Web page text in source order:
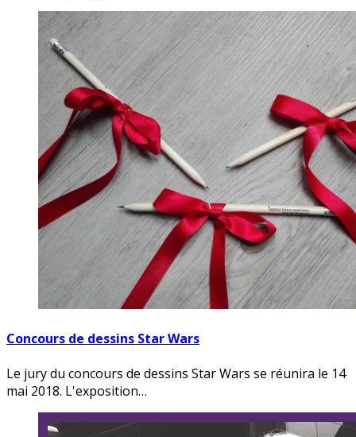
Concours de dessins Star Wars
Le jury du concours de dessins Star Wars se réunira le 14
mai 2018. L'exposition…